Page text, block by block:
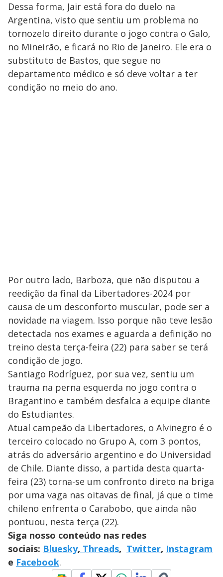
Dessa forma, Jair está fora do duelo na
Argentina, visto que sentiu um problema no
tornozelo direito durante o jogo contra o Galo,
no Mineirão, e ficará no Rio de Janeiro. Ele era o
substituto de Bastos, que segue no
departamento médico e só deve voltar a ter
condição no meio do ano.
Por outro lado, Barboza, que não disputou a
reedição da final da Libertadores-2024 por
causa de um desconforto muscular, pode ser a
novidade na viagem. Isso porque não teve lesão
detectada nos exames e aguarda a definição no
treino desta terça-feira (22) para saber se terá
condição de jogo.
Santiago Rodríguez, por sua vez, sentiu um
trauma na perna esquerda no jogo contra o
Bragantino e também desfalca a equipe diante
do Estudiantes.
Atual campeão da Libertadores, o Alvinegro é o
terceiro colocado no Grupo A, com 3 pontos,
atrás do adversário argentino e do Universidad
de Chile. Diante disso, a partida desta quarta-
feira (23) torna-se um confronto direto na briga
por uma vaga nas oitavas de final, já que o time
chileno enfrenta o Carabobo, que ainda não
pontuou, nesta terça (22).
Siga nosso conteúdo nas redes
sociais: Bluesky, Threads, Twitter, Instagram
e Facebook.